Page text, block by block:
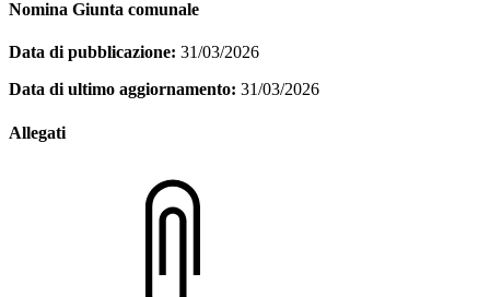
Nomina Giunta comunale
Data di pubblicazione: 31/03/2026
Data di ultimo aggiornamento: 31/03/2026
Allegati